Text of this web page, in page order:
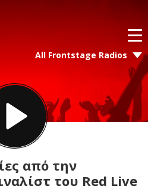
All Frontstage Radios
από την
του Red Live